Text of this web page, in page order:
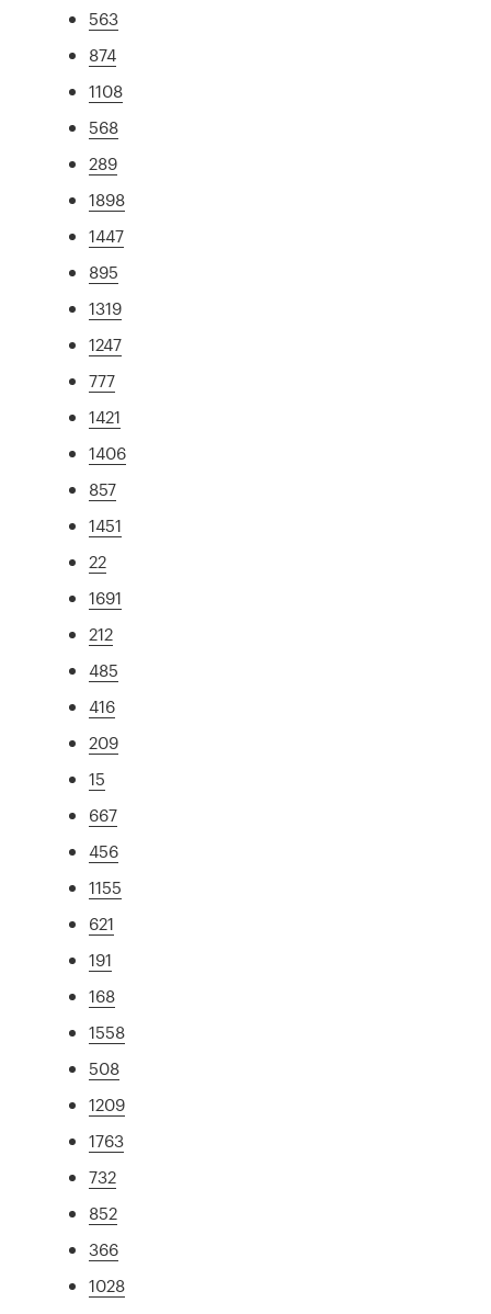
563
874
1108
568
289
1898
1447
895
1319
1247
777
1421
1406
857
1451
22
1691
212
485
416
209
15
667
456
1155
621
191
168
1558
508
1209
1763
732
852
366
1028